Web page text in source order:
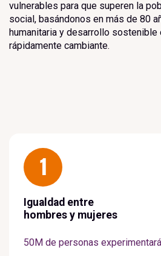
vulnerables para que superen la
social, basándonos en más de 80
humanitaria y desarrollo sostenible
rápidamente cambiante.
1
Igualdad entre
hombres y mujeres
50M de personas